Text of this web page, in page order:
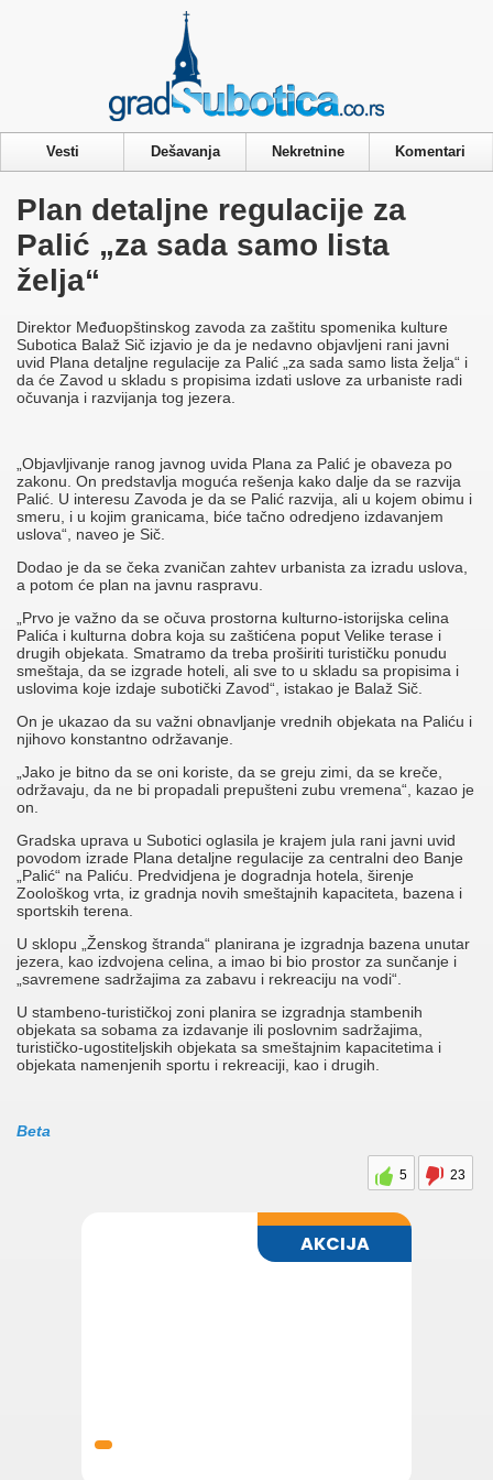
Vesti Dešavanja Nekretnine Komentari
Plan detaljne regulacije za
Palić „za sada samo lista
želja“
Direktor Međuopštinskog zavoda za zaštitu spomenika kulture
Subotica Balaž Sič izjavio je da je nedavno objavljeni rani javni
uvid Plana detaljne regulacije za Palić „za sada samo lista želja“ i
da će Zavod u skladu s propisima izdati uslove za urbaniste radi
očuvanja i razvijanja tog jezera.
„Objavljivanje ranog javnog uvida Plana za Palić je obaveza po
zakonu. On predstavlja moguća rešenja kako dalje da se razvija
Palić. U interesu Zavoda je da se Palić razvija, ali u kojem obimu i
smeru, i u kojim granicama, biće tačno odredjeno izdavanjem
uslova“, naveo je Sič.
Dodao je da se čeka zvaničan zahtev urbanista za izradu uslova,
a potom će plan na javnu raspravu.
„Prvo je važno da se očuva prostorna kulturno-istorijska celina
Palića i kulturna dobra koja su zaštićena poput Velike terase i
drugih objekata. Smatramo da treba proširiti turističku ponudu
smeštaja, da se izgrade hoteli, ali sve to u skladu sa propisima i
uslovima koje izdaje subotički Zavod“, istakao je Balaž Sič.
On je ukazao da su važni obnavljanje vrednih objekata na Paliću i
njihovo konstantno održavanje.
„Jako je bitno da se oni koriste, da se greju zimi, da se kreče,
održavaju, da ne bi propadali prepušteni zubu vremena“, kazao je
on.
Gradska uprava u Subotici oglasila je krajem jula rani javni uvid
povodom izrade Plana detaljne regulacije za centralni deo Banje
„Palić“ na Paliću. Predvidjena je dogradnja hotela, širenje
Zoološkog vrta, iz gradnja novih smeštajnih kapaciteta, bazena i
sportskih terena.
U sklopu „Ženskog štranda“ planirana je izgradnja bazena unutar
jezera, kao izdvojena celina, a imao bi bio prostor za sunčanje i
„savremene sadržajima za zabavu i rekreaciju na vodi“.
U stambeno-turističkoj zoni planira se izgradnja stambenih
objekata sa sobama za izdavanje ili poslovnim sadržajima,
turističko-ugostiteljskih objekata sa smeštajnim kapacitetima i
objekata namenjenih sportu i rekreaciji, kao i drugih.
Beta
5 23
Privacy & Cookies Policy